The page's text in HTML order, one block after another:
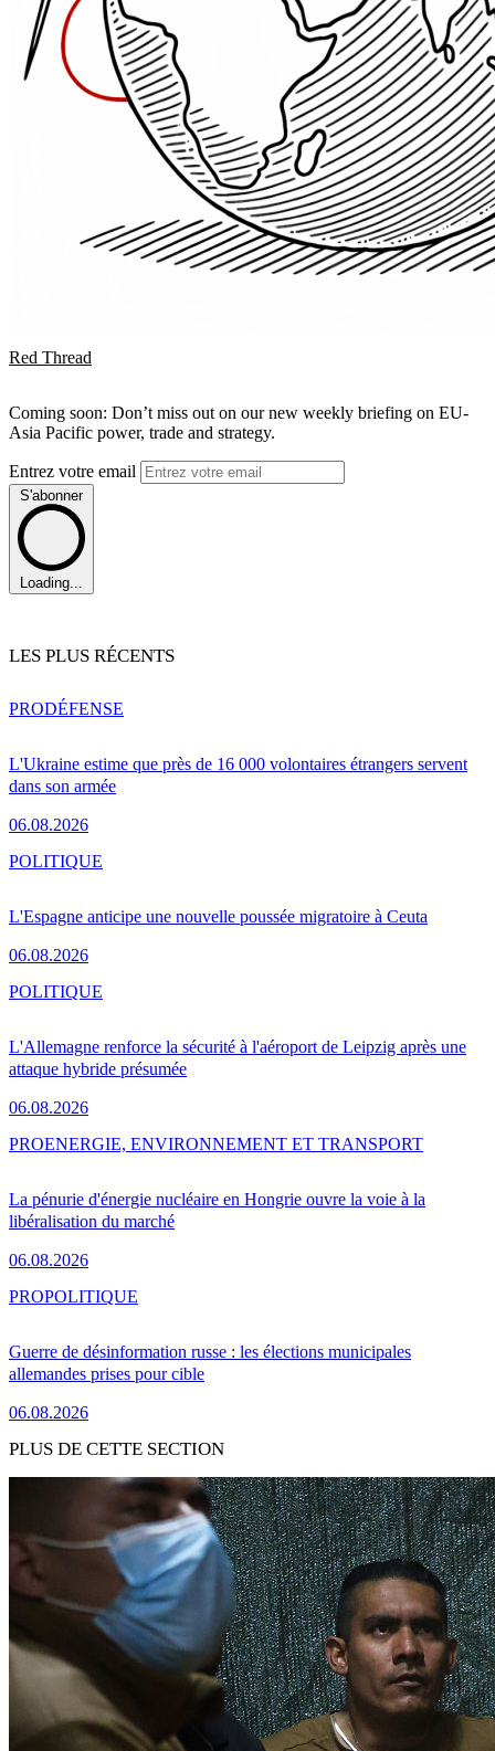
Red Thread
Coming soon: Don’t miss out on our new weekly briefing on EU-
Asia Pacific power, trade and strategy.
Entrez votre email
S'abonner
Loading...
LES PLUS RÉCENTS
L'Ukraine estime que près de 16 000 volontaires étrangers servent
dans son armée
06.08.2026
PRODÉFENSE
L'Espagne anticipe une nouvelle poussée migratoire à Ceuta
06.08.2026
POLITIQUE
L'Allemagne renforce la sécurité à l'aéroport de Leipzig après une
attaque hybride présumée
06.08.2026
POLITIQUE
La pénurie d'énergie nucléaire en Hongrie ouvre la voie à la
libéralisation du marché
06.08.2026
PROENERGIE, ENVIRONNEMENT ET TRANSPORT
Guerre de désinformation russe : les élections municipales
allemandes prises pour cible
06.08.2026
PROPOLITIQUE
PLUS DE CETTE SECTION